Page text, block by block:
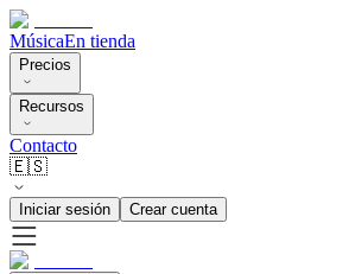
MúsicaEn tienda
Precios
Recursos
Contacto
🇪🇸
Iniciar sesión Crear cuenta